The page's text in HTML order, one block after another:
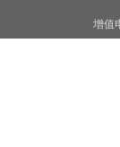
增值